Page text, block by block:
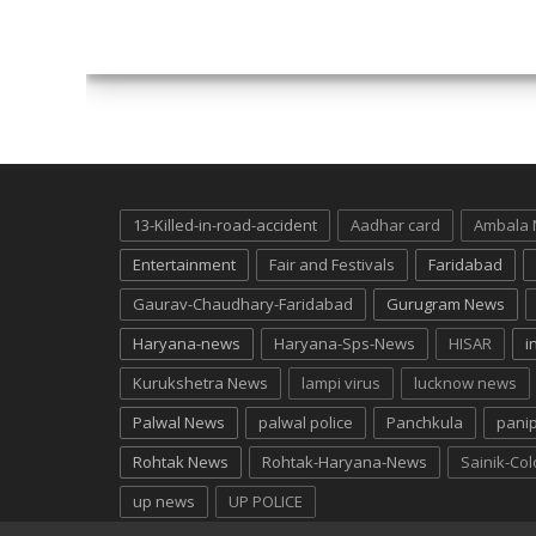
13-Killed-in-road-accident Aadhar card Ambala
Entertainment
Fair and Festivals Faridabad
Gaurav-Chaudhary-Faridabad
Gurugram News
Haryana-news
Haryana-Sps-News HISAR
Kurukshetra News
lampi virus lucknow news
Palwal News
palwal police Panchkula
Rohtak News
Rohtak-Haryana-News Sainik-
up news
UP POLICE